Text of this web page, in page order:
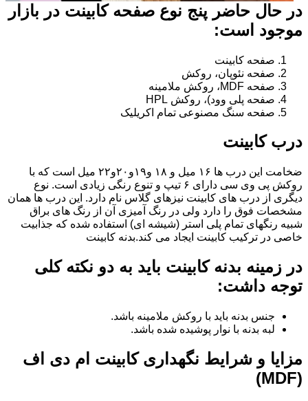
در حال حاضر پنج نوع صفحه کابینت در بازار
موجود است:
صفحه کابینت
صفحه نئوپان، روکش
صفحه MDF، روکش ملامینه
صفحه پلی وود)، روکش HPL
صفحه سنگ مصنوعی تمام اکریلیک
درب کابینت
ضخامت این درب ها ۱۶ میل و ۱۸ و١٩و٢٠و٢٢ میل است که با
روکش پی وی سی دارای ۶ تیپ و تنوع رنگی زیادی است. نوع
دیگری از درب های کابینت نیزهای گلاس نام دارد. این درب ها همان
مشخصات فوق را دارد ولی در رنگ آمیزی آن از رنگ های براق
شبیه رنگهای تمام پلی استر (شیشه ای) استفاده شده که جذابیت
خاصی در ترکیب کابینت ایجاد می کند.بدنه کابینت
در زمینه بدنه کابینت باید به دو نکته کلی
توجه داشت:
جنس بدنه باید با روکش ملامینه باشد.
لبه بدنه با نوار پوشیده شده باشد.
مزایا و شرایط نگهداری کابینت ام دی اف
(MDF)